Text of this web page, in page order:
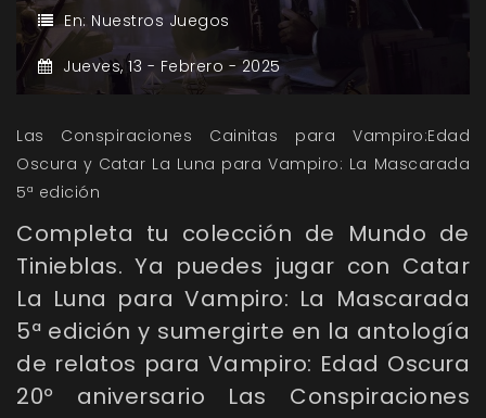
En: Nuestros Juegos
Jueves, 13 - Febrero -2025
Las Conspiraciones Cainitas para Vampiro:Edad
Oscura y Catar La Luna para Vampiro: La Mascarada
5ª edición
Completa tu colección de Mundo de
Tinieblas. Ya puedes jugar con Catar
La Luna para Vampiro: La Mascarada
5ª edición y sumergirte en la antología
de relatos para Vampiro: Edad Oscura
20º aniversario Las Conspiraciones